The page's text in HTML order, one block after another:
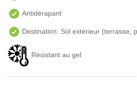
Antidérapant
Destination: Sol extérieur (terrasse,
Résistant au gel